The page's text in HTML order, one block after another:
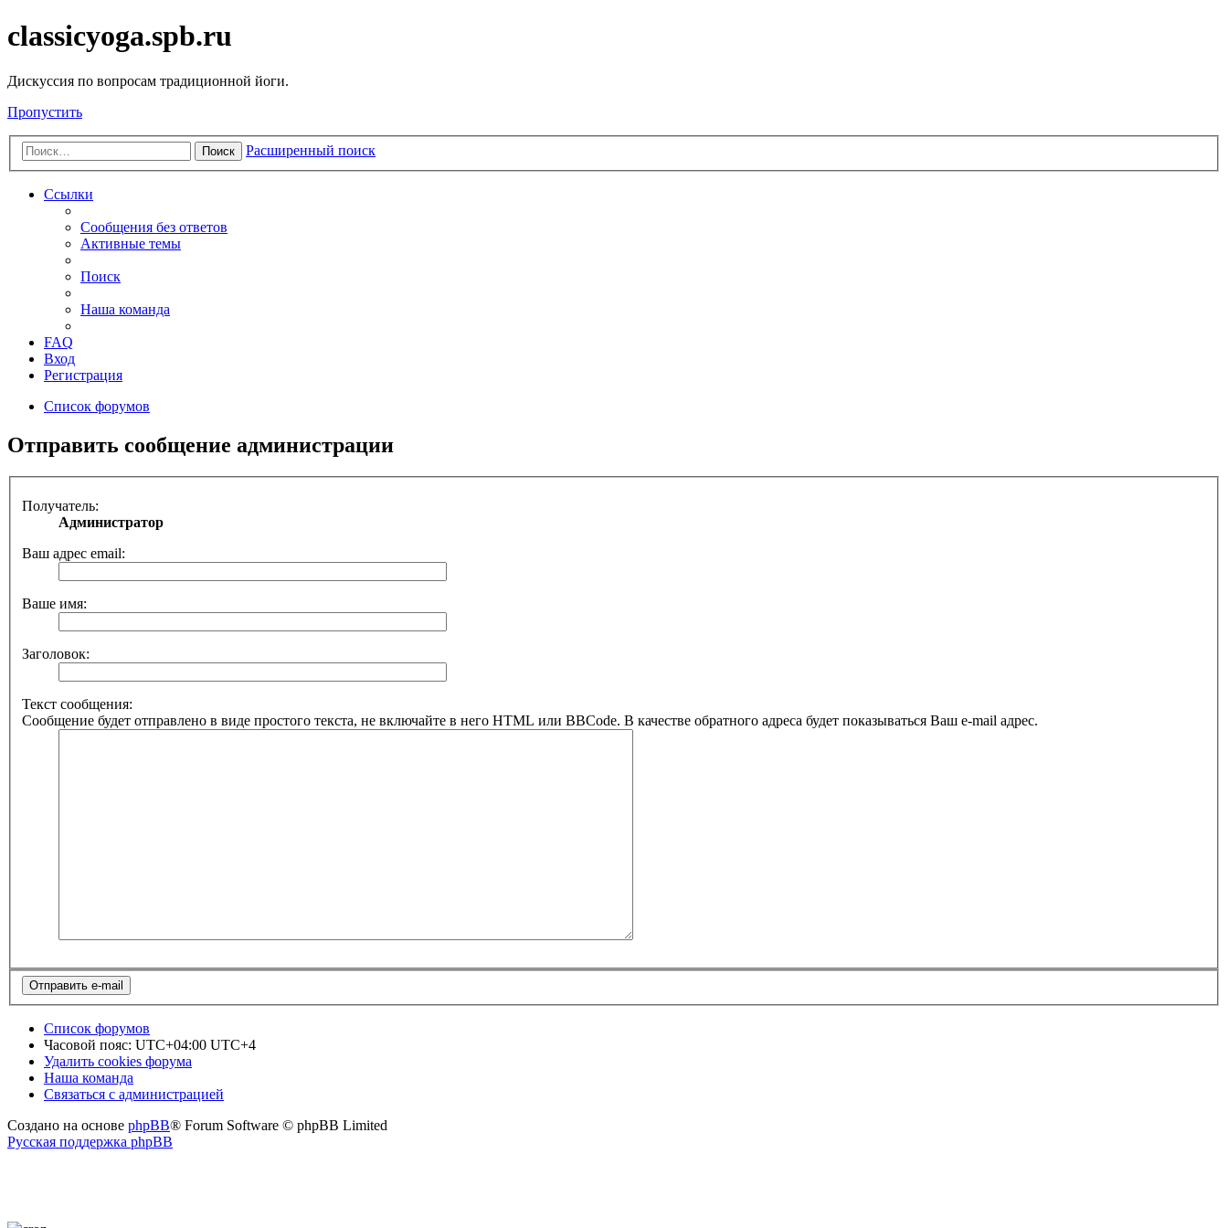
classicyoga.spb.ru
Дискуссия по вопросам традиционной йоги.
Пропустить
Поиск Расширенный поиск
Ссылки
Сообщения без ответов
Активные темы
Поиск
Наша команда
FAQ
Вход
Регистрация
Список форумов
Отправить сообщение администрации
Получатель:
Администратор
Ваш адрес email:
Ваше имя:
Заголовок:
Текст сообщения:
Сообщение будет отправлено в виде простого текста, не включайте в него HTML или BBCode. В качестве обратного адреса будет показываться Ваш e-mail адрес.
Список форумов
Часовой пояс: UTC+04:00 UTC+4
Удалить cookies форума
Наша команда
Связаться с администрацией
Создано на основе phpBB® Forum Software © phpBB Limited
Русская поддержка phpBB